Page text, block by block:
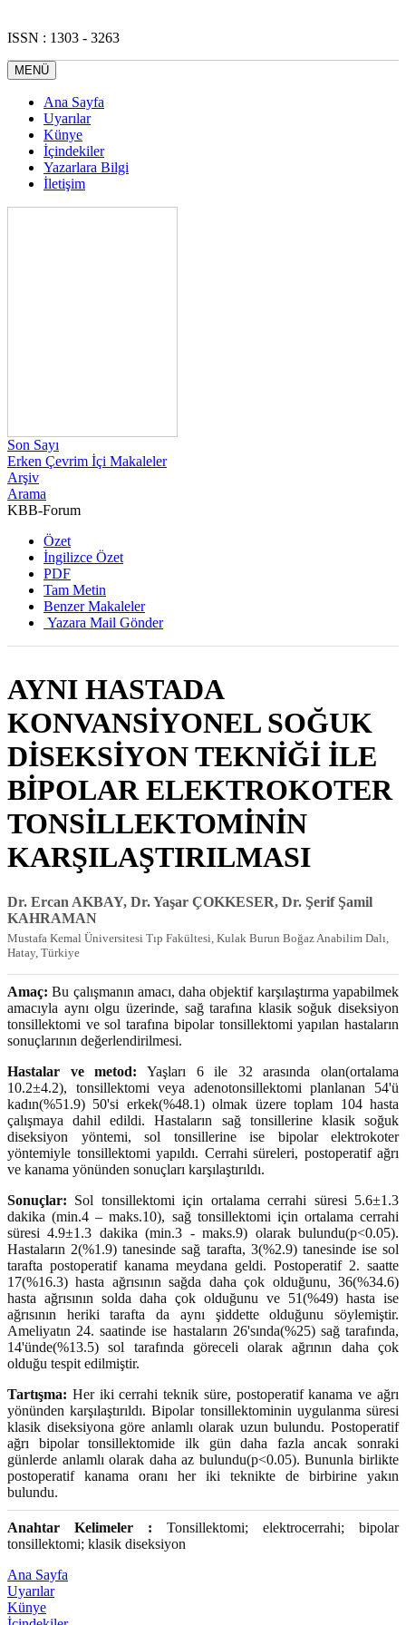
ISSN : 1303 - 3263
MENÜ
Ana Sayfa
Uyarılar
Künye
İçindekiler
Yazarlara Bilgi
İletişim
Son Sayı
Erken Çevrim İçi Makaleler
Arşiv
Arama
KBB-Forum
Özet
İngilizce Özet
PDF
Tam Metin
Benzer Makaleler
Yazara Mail Gönder
AYNI HASTADA
KONVANSİYONEL SOĞUK
DİSEKSİYON TEKNİĞİ İLE
BİPOLAR ELEKTROKOTER
TONSİLLEKTOMİNİN
KARŞILAŞTIRILMASI
Dr. Ercan AKBAY, Dr. Yaşar ÇOKKESER, Dr. Şerif Şamil
KAHRAMAN
Mustafa Kemal Üniversitesi Tıp Fakültesi, Kulak Burun Boğaz Anabilim Dalı,
Hatay, Türkiye
Amaç: Bu çalışmanın amacı, daha objektif karşılaştırma yapabilmek
amacıyla aynı olgu üzerinde, sağ tarafına klasik soğuk diseksiyon
tonsillektomi ve sol tarafına bipolar tonsillektomi yapılan hastaların
sonuçlarının değerlendirilmesi.
Hastalar ve metod: Yaşları 6 ile 32 arasında olan(ortalama
10.2±4.2), tonsillektomi veya adenotonsillektomi planlanan 54'ü
kadın(%51.9) 50'si erkek(%48.1) olmak üzere toplam 104 hasta
çalışmaya dahil edildi. Hastaların sağ tonsillerine klasik soğuk
diseksiyon yöntemi, sol tonsillerine ise bipolar elektrokoter
yöntemiyle tonsillektomi yapıldı. Cerrahi süreleri, postoperatif ağrı
ve kanama yönünden sonuçları karşılaştırıldı.
Sonuçlar: Sol tonsillektomi için ortalama cerrahi süresi 5.6±1.3
dakika (min.4 – maks.10), sağ tonsillektomi için ortalama cerrahi
süresi 4.9±1.3 dakika (min.3 - maks.9) olarak bulundu(p<0.05).
Hastaların 2(%1.9) tanesinde sağ tarafta, 3(%2.9) tanesinde ise sol
tarafta postoperatif kanama meydana geldi. Postoperatif 2. saatte
17(%16.3) hasta ağrısının sağda daha çok olduğunu, 36(%34.6)
hasta ağrısının solda daha çok olduğunu ve 51(%49) hasta ise
ağrısının heriki tarafta da aynı şiddette olduğunu söylemiştir.
Ameliyatın 24. saatinde ise hastaların 26'sında(%25) sağ tarafında,
14'ünde(%13.5) sol tarafında göreceli olarak ağrının daha çok
olduğu tespit edilmiştir.
Tartışma: Her iki cerrahi teknik süre, postoperatif kanama ve ağrı
yönünden karşılaştırıldı. Bipolar tonsillektominin uygulanma süresi
klasik diseksiyona göre anlamlı olarak uzun bulundu. Postoperatif
ağrı bipolar tonsillektomide ilk gün daha fazla ancak sonraki
günlerde anlamlı olarak daha az bulundu(p<0.05). Bununla birlikte
postoperatif kanama oranı her iki teknikte de birbirine yakın
bulundu.
Anahtar Kelimeler : Tonsillektomi; elektrocerrahi; bipolar
tonsillektomi; klasik diseksiyon
Ana Sayfa
Uyarılar
Künye